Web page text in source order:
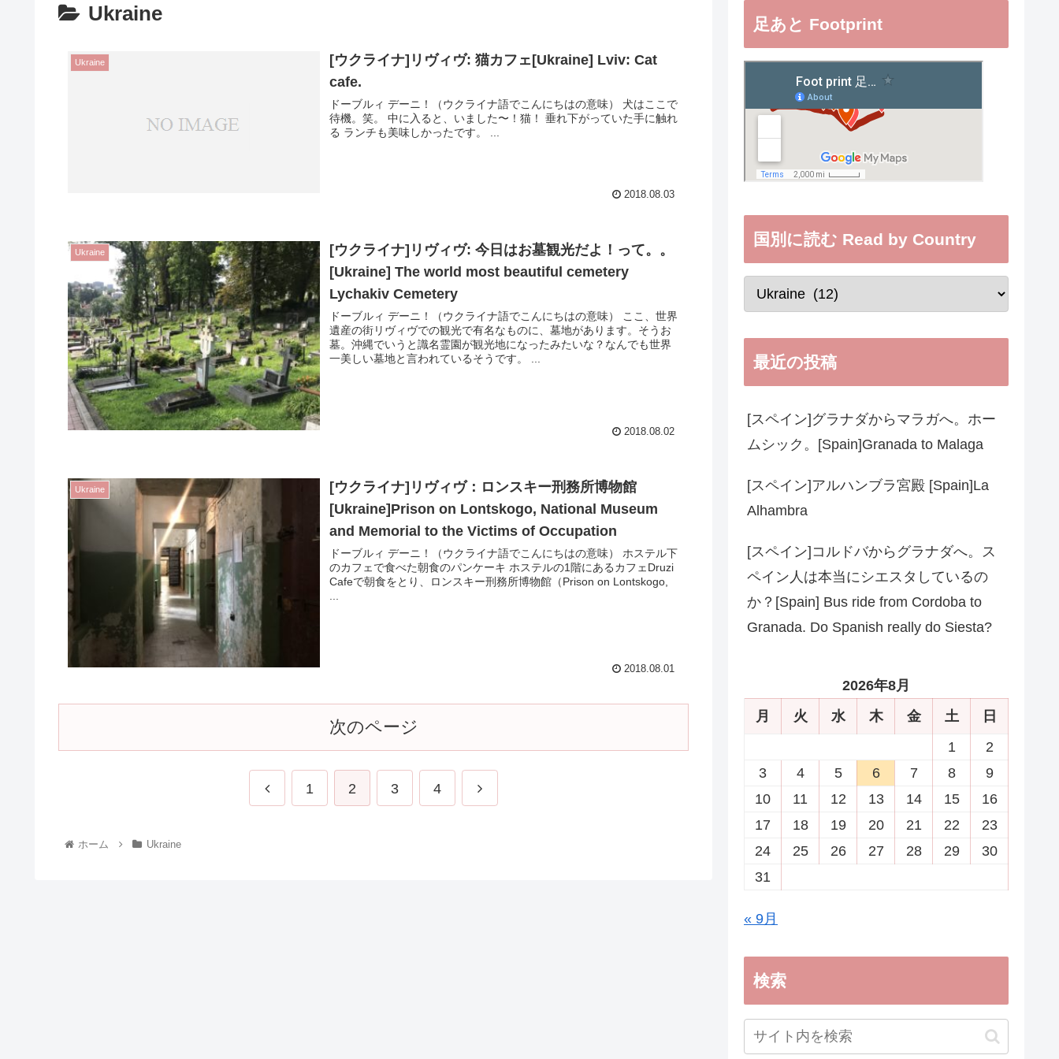
Ukraine
Ukraine
[ウクライナ]リヴィヴ: 猫カフェ[Ukraine] Lviv: Cat
cafe.
ドーブルィ デーニ！（ウクライナ語でこんにちはの意味） 犬はここで
待機。笑。 中に入ると、いました〜！猫！ 垂れ下がっていた手に触れ
る ランチも美味しかったです。 ...
2018.08.03
Ukraine
[ウクライナ]リヴィヴ: 今日はお墓観光だよ！って。。
[Ukraine] The world most beautiful cemetery
Lychakiv Cemetery
ドーブルィ デーニ！（ウクライナ語でこんにちはの意味） ここ、世界
遺産の街リヴィヴでの観光で有名なものに、墓地があります。そうお
墓。沖縄でいうと識名霊園が観光地になったみたいな？なんでも世界
一美しい墓地と言われているそうです。 ...
2018.08.02
Ukraine
[ウクライナ]リヴィヴ：ロンスキー刑務所博物館
[Ukraine]Prison on Lontskogo, National Museum
and Memorial to the Victims of Occupation
ドーブルィ デーニ！（ウクライナ語でこんにちはの意味） ホステル下
のカフェで食べた朝食のパンケーキ ホステルの1階にあるカフェDruzi
Cafeで朝食をとり、ロンスキー刑務所博物館（Prison on Lontskogo,
2018.08.01
次のページ
1 2 3 4
ホーム Ukraine
足あと Footprint
国別に読む Read by Country
最近の投稿
[スペイン]グラナダからマラガへ。ホー
ムシック。[Spain]Granada to Malaga
[スペイン]アルハンブラ宮殿 [Spain]La
Alhambra
[スペイン]コルドバからグラナダへ。ス
ペイン人は本当にシエスタしているの
か？[Spain] Bus ride from Cordoba to
Granada. Do Spanish really do Siesta?
2026年8月
月
火 水 木 金 土
日
1
2
3
4 5 6 7 8
9
10
11 12 13 14 15
16
17
18 19 20 21 22
23
24
25 26 27 28 29
30
31
« 9月
検索